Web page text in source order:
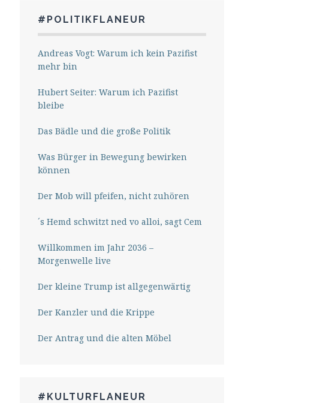
#POLITIKFLANEUR
Andreas Vogt: Warum ich kein Pazifist
mehr bin
Hubert Seiter: Warum ich Pazifist
bleibe
Das Bädle und die große Politik
Was Bürger in Bewegung bewirken
können
Der Mob will pfeifen, nicht zuhören
´s Hemd schwitzt ned vo alloi, sagt Cem
Willkommen im Jahr 2036 –
Morgenwelle live
Der kleine Trump ist allgegenwärtig
Der Kanzler und die Krippe
Der Antrag und die alten Möbel
#KULTURFLANEUR